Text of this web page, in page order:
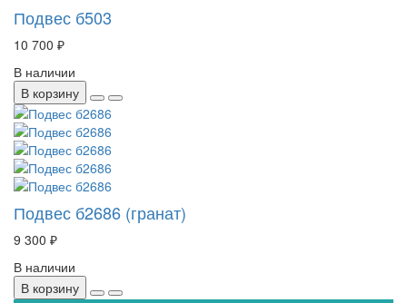
Подвес б503
10 700 ₽
В наличии
В корзину
Подвес б2686 (гранат)
9 300 ₽
В наличии
В корзину